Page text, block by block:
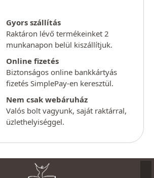
Gyors szállítás
Raktáron lévő termékeinket 2
munkanapon belül kiszállítjuk.
Online fizetés
Biztonságos online bankkártyás
fizetés SimplePay-en keresztül.
Nem csak webáruház
Valós bolt vagyunk, saját raktárral,
üzlethelyiséggel.